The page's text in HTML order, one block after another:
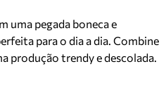
uma pegada boneca e
para o dia a dia. Combine
produção trendy e descolada.